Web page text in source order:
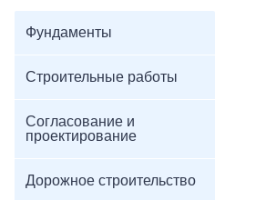
Фундаменты
Строительные работы
Согласование и
проектирование
Дорожное строительство